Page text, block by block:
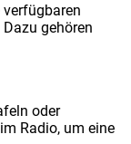
gehören
oder
Radio, um eine